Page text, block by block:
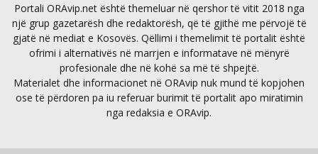
Portali ORAvip.net është themeluar në qershor të vitit 2018 nga
një grup gazetarësh dhe redaktorësh, që të gjithë me përvojë të
gjatë në mediat e Kosovës. Qëllimi i themelimit të portalit është
ofrimi i alternativës në marrjen e informatave në mënyrë
profesionale dhe në kohë sa më të shpejtë.
Materialet dhe informacionet në ORAvip nuk mund të kopjohen
ose të përdoren pa iu referuar burimit të portalit apo miratimin
nga redaksia e ORAvip.